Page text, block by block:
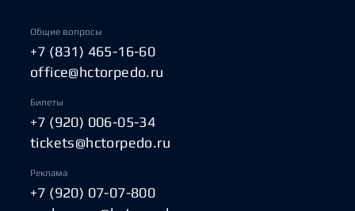
Общие вопросы
+7 (831) 465-16-60
office@hctorpedo.ru
Билеты
+7 (920) 006-05-34
tickets@hctorpedo.ru
Реклама
+7 (920) 07-07-800